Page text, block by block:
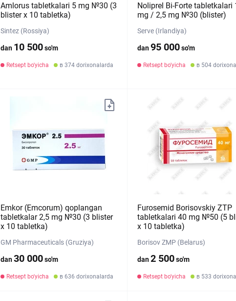
Amlorus tabletkalari 5 mg №30 (3
blister х 10 tabletka)
Sintez (Rossiya)
dan 10 500so'm
Retsept bo'yicha в 374 dorixonalarda
Noliprel Bi-Forte tabletkalari
mg / 2,5 mg №30 (blister)
Serve (Irlandiya)
dan95 000so'm
Retsept bo'yicha в 504
Emkor (Emcorum) qoplangan
tabletkalar 2,5 mg №30 (3 blister
х 10 tabletka)
GM Pharmaceuticals (Gruziya)
dan30 000so'm
Retsept bo'yicha в 636 dorixonalarda
Furosemid Borisovskiy ZTP
tabletkalari 40 mg №50 (5
х 10 tabletka)
Borisov ZMP (Belarus)
dan2 500so'm
Retsept bo'yicha в 533